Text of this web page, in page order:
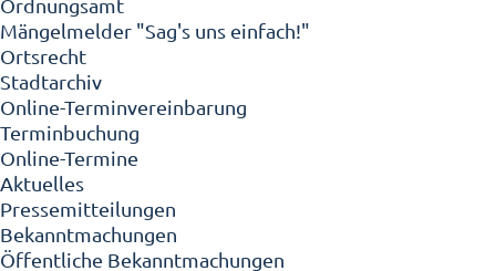
Ordnungsamt
Mängelmelder "Sag's uns einfach!"
Ortsrecht
Stadtarchiv
Online-Terminvereinbarung
Terminbuchung
Online-Termine
Aktuelles
Pressemitteilungen
Bekanntmachungen
Öffentliche Bekanntmachungen